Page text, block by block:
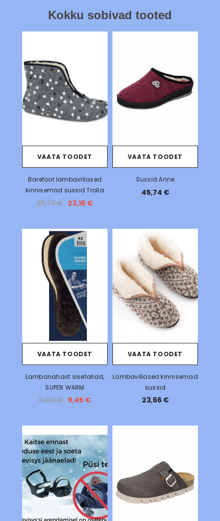
Kokku sobivad tooted
VAATA TOODET
Barefoot lambavillased
kinnisemad sussid Trolla
25,73 € 23,16 €
VAATA TOODET
Sussid Anne
45,74 €
VAATA TOODET
Lambanahast sisetallad,
SUPER WARM
10,50 € 9,45 €
VAATA TOODET
Lambavillased kinnisemad
sussid
23,66 €